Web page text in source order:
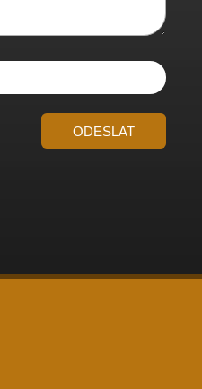
ODESLAT